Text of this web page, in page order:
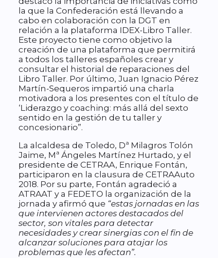
la que la Confederación está llevando a
cabo en colaboración con la DGT en
relación a la plataforma IDEX-Libro Taller.
Este proyecto tiene como objetivo la
creación de una plataforma que permitirá
a todos los talleres españoles crear y
consultar el historial de reparaciones del
Libro Taller. Por último, Juan Ignacio Pérez
Martín-Sequeros impartió una charla
motivadora a los presentes con el título de
‘Liderazgo y coaching: más allá del sexto
sentido en la gestión de tu taller y
concesionario”.
La alcaldesa de Toledo, Dª Milagros Tolón
Jaime, Mª Ángeles Martínez Hurtado, y el
presidente de CETRAA, Enrique Fontán,
participaron en la clausura de CETRAAuto
2018. Por su parte, Fontán agradeció a
ATRAAT y a FEDETO la organización de la
jornada y afirmó que “estas jornadas en las
que intervienen actores destacados del
sector, son vitales para detectar
necesidades y crear sinergias con el fin de
alcanzar soluciones para atajar los
problemas que les afectan”.